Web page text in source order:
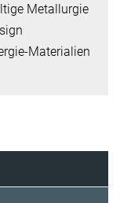
Metallurgie
Materialien